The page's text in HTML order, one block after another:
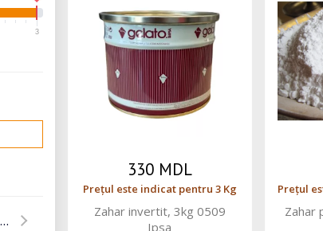
3
330 MDL
Prețul este indicat pentru 3 Kg
Zahar invertit, 3kg 0509
Ipsa
Prețul
Zahar